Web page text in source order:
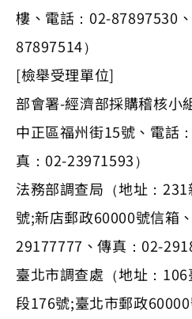
樓、電話：02-87897530
87897514）
[檢舉受理單位]
部會署-經濟部採購稽核小
中正區福州街15號、電話
真：02-23971593）
法務部調查局（地址：
號;新店郵政60000號信箱
29177777、傳真：02-
臺北市調查處（地址：
段176號;臺北市郵政